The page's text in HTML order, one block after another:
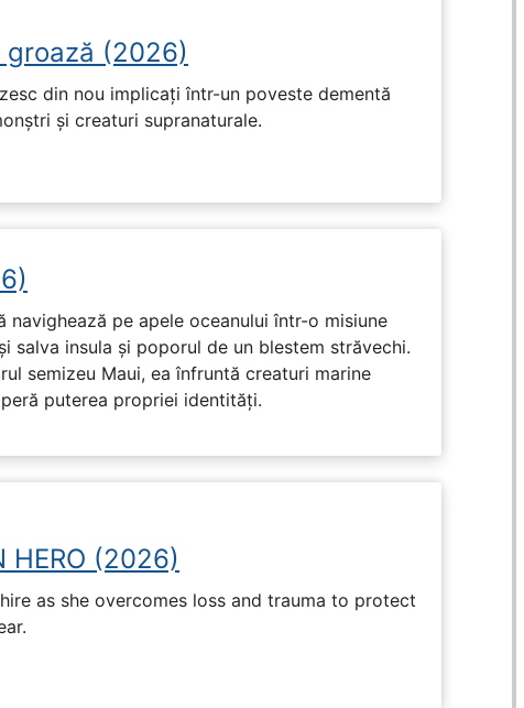
groază (2026)
din nou implicați într-un poveste dementă
și creaturi supranaturale.
navighează pe apele oceanului într-o misiune
salva insula și poporul de un blestem străvechi.
semizeu Maui, ea înfruntă creaturi marine
puterea propriei identități.
HERO (2026)
as she overcomes loss and trauma to protect